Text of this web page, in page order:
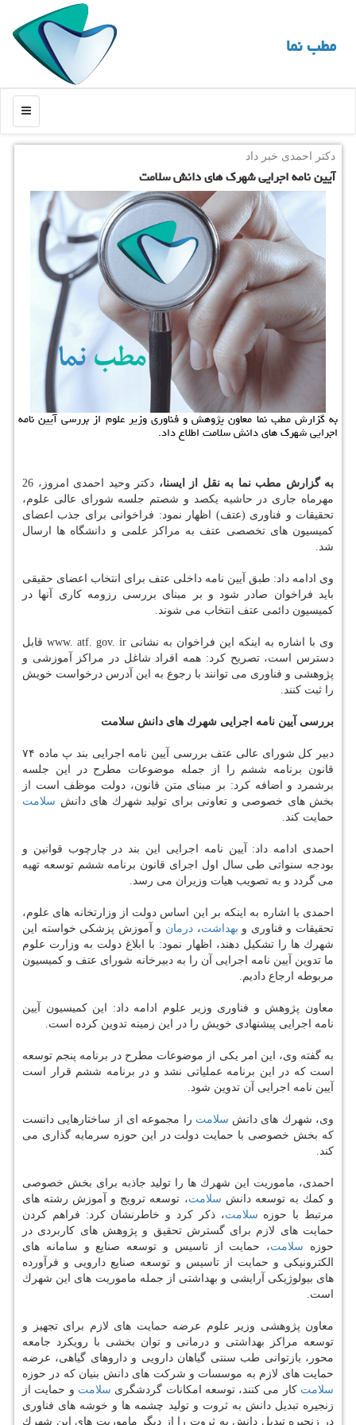
مطب نما
منو
دكتر احمدی خبر داد
آیین نامه اجرایی شهرك های دانش سلامت
به گزارش مطب نما معاون پژوهش و فناوری وزیر علوم از بررسی آیین نامه
اجرایی شهرك های دانش سلامت اطلاع داد.
به گزارش مطب نما به نقل از ایسنا،
دكتر وحید احمدی امروز، 26
مهرماه جاری در حاشیه یكصد و شصتم جلسه شورای عالی علوم،
تحقیقات و فناوری (عتف) اظهار نمود: فراخوانی برای جذب اعضای
كمیسیون های تخصصی عتف به مراكز علمی و دانشگاه ها ارسال
شد.
وی ادامه داد: طبق آیین نامه داخلی عتف برای انتخاب اعضای حقیقی
باید فراخوان صادر شود و بر مبنای بررسی رزومه كاری آنها در
كمیسیون دائمی عتف انتخاب می شوند.
وی با اشاره به اینكه این فراخوان به نشانی www. atf. gov. ir قابل
دسترس است، تصریح كرد: همه افراد شاغل در مراكز آموزشی و
پژوهشی و فناوری می توانند با رجوع به این آدرس درخواست خویش
را ثبت كنند.
بررسی آیین نامه اجرایی شهرك های دانش سلامت
دبیر كل شورای عالی عتف بررسی آیین نامه اجرایی بند پ ماده ۷۴
قانون برنامه ششم را از جمله موضوعات مطرح در این جلسه
برشمرد و اضافه كرد: بر مبنای متن قانون، دولت موظف است از
بخش های خصوصی و تعاونی برای تولید شهرك های دانش سلامت
حمایت كند.
احمدی ادامه داد: آیین نامه اجرایی این بند در چارچوب قوانین و
بودجه سنواتی طی سال اول اجرای قانون برنامه ششم توسعه تهیه
می گردد و به تصویب هیات وزیران می رسد.
احمدی با اشاره به اینكه بر این اساس دولت از وزارتخانه های علوم،
تحقیقات و فناوری و بهداشت، درمان و آموزش پزشكی خواسته این
شهرك ها را تشكیل دهند، اظهار نمود: با ابلاغ دولت به وزارت علوم
ما تدوین آیین نامه اجرایی آن را به دبیرخانه شورای عتف و كمیسیون
مربوطه ارجاع دادیم.
معاون پژوهش و فناوری وزیر علوم ادامه داد: این كمیسیون آیین
نامه اجرایی پیشنهادی خویش را در این زمینه تدوین كرده است.
به گفته وی، این امر یكی از موضوعات مطرح در برنامه پنجم توسعه
است كه در این برنامه عملیاتی نشد و در برنامه ششم قرار است
آیین نامه اجرایی آن تدوین شود.
وی، شهرك های دانش سلامت را مجموعه ای از ساختارهایی دانست
كه بخش خصوصی با حمایت دولت در این حوزه سرمایه گذاری می
كند.
احمدی، ماموریت این شهرك ها را تولید جاذبه برای بخش خصوصی
و كمك به توسعه دانش سلامت، توسعه ترویج و آموزش رشته های
مرتبط با حوزه سلامت، ذكر كرد و خاطرنشان كرد: فراهم كردن
حمایت های لازم برای گسترش تحقیق و پژوهش های كاربردی در
حوزه سلامت، حمایت از تاسیس و توسعه صنایع و سامانه های
الكترونیكی و حمایت از تاسیس و توسعه صنایع دارویی و فرآورده
های بیولوژیكی آرایشی و بهداشتی از جمله ماموریت های این شهرك
است.
معاون پژوهشی وزیر علوم عرضه حمایت های لازم برای تجهیز و
توسعه مراكز بهداشتی و درمانی و توان بخشی با رویكرد جامعه
محور، بازتوانی طب سنتی گیاهان دارویی و داروهای گیاهی، عرضه
حمایت های لازم به موسسات و شركت های دانش بنیان كه در حوزه
سلامت كار می كنند، توسعه امكانات گردشگری سلامت و حمایت از
زنجیره تبدیل دانش به ثروت و تولید چشمه ها و خوشه های فناوری
در زنجیره تبدیل دانش به ثروت را از دیگر ماموریت های این شهرك